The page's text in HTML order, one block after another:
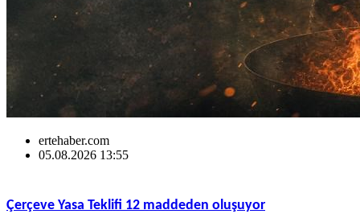
ertehaber.com
05.08.2026 13:55
Çerçeve Yasa Teklifi 12 maddeden oluşuyor